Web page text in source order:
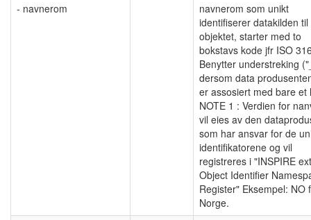
- navnerom
navnerom som unikt
identifiserer datakilden til
objektet, starter med to
bokstavs kode jfr ISO
Benytter understreking
dersom data
er assosiert med bare et
NOTE 1 : Verdien for
vil eies av den
som har ansvar for de
identifikatorene og vil
registreres i "INSPIRE
Object Identifier
Register" Eksempel: NO
Norge.